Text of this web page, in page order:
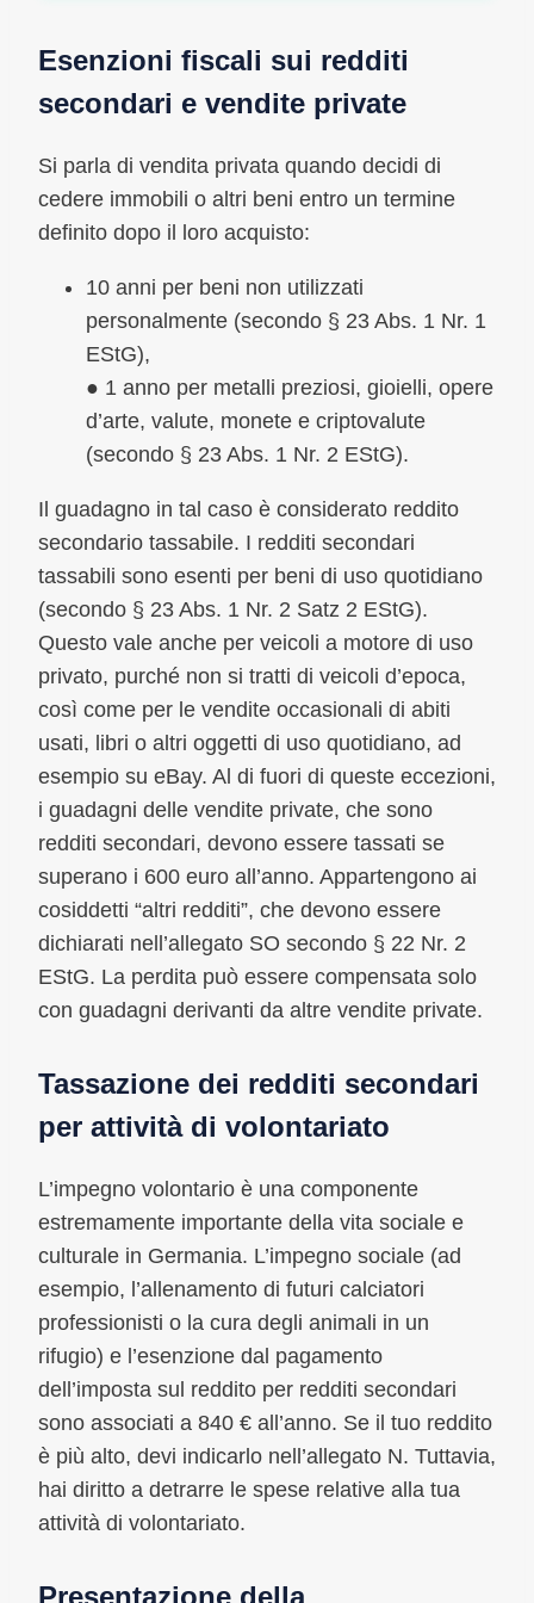
Esenzioni fiscali sui redditi
secondari e vendite private
Si parla di vendita privata quando decidi di
cedere immobili o altri beni entro un termine
definito dopo il loro acquisto:
10 anni per beni non utilizzati
personalmente (secondo § 23 Abs. 1 Nr. 1
EStG),
● 1 anno per metalli preziosi, gioielli, opere
d’arte, valute, monete e criptovalute
(secondo § 23 Abs. 1 Nr. 2 EStG).
Il guadagno in tal caso è considerato reddito
secondario tassabile. I redditi secondari
tassabili sono esenti per beni di uso quotidiano
(secondo § 23 Abs. 1 Nr. 2 Satz 2 EStG).
Questo vale anche per veicoli a motore di uso
privato, purché non si tratti di veicoli d’epoca,
così come per le vendite occasionali di abiti
usati, libri o altri oggetti di uso quotidiano, ad
esempio su eBay. Al di fuori di queste eccezioni,
i guadagni delle vendite private, che sono
redditi secondari, devono essere tassati se
superano i 600 euro all’anno. Appartengono ai
cosiddetti “altri redditi”, che devono essere
dichiarati nell’allegato SO secondo § 22 Nr. 2
EStG. La perdita può essere compensata solo
con guadagni derivanti da altre vendite private.
Tassazione dei redditi secondari
per attività di volontariato
L’impegno volontario è una componente
estremamente importante della vita sociale e
culturale in Germania. L’impegno sociale (ad
esempio, l’allenamento di futuri calciatori
professionisti o la cura degli animali in un
rifugio) e l’esenzione dal pagamento
dell’imposta sul reddito per redditi secondari
sono associati a 840 € all’anno. Se il tuo reddito
è più alto, devi indicarlo nell’allegato N. Tuttavia,
hai diritto a detrarre le spese relative alla tua
attività di volontariato.
Presentazione della